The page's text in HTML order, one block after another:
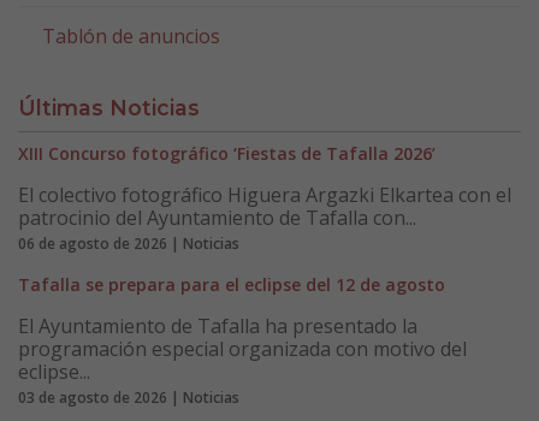
Tablón de anuncios
Últimas Noticias
XIII Concurso fotográfico ‘Fiestas de Tafalla 2026’
El colectivo fotográfico Higuera Argazki Elkartea con el
patrocinio del Ayuntamiento de Tafalla con...
06 de agosto de 2026 | Noticias
Tafalla se prepara para el eclipse del 12 de agosto
El Ayuntamiento de Tafalla ha presentado la
programación especial organizada con motivo del
eclipse...
03 de agosto de 2026 | Noticias